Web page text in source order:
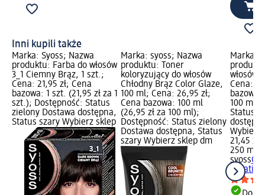
Inni kupili także
Marka: Syoss; Nazwa
produktu: Farba do włosów
3_1 Ciemny Brąz, 1 szt.;
Cena: 21,95 zł; Cena
bazowa: 1 szt. (21,95 zł za 1
szt.); Dostępność: Status
zielony Dostawa dostępna,
Status szary Wybierz sklep
Marka: syoss; Nazwa
produktu: Toner
koloryzujący do włosów
Chłodny Brąz Color Glaze,
100 ml; Cena: 26,95 zł;
Cena bazowa: 100 ml
(26,95 zł za 100 ml);
Dostępność: Status zielony
Dostawa dostępna, Status
szary Wybierz sklep dm
Marka:
włosów
Cena:
bazowa:
100 ml);
Status
Wybierz
21,45 zł
250 ml
syoss
Keratin,